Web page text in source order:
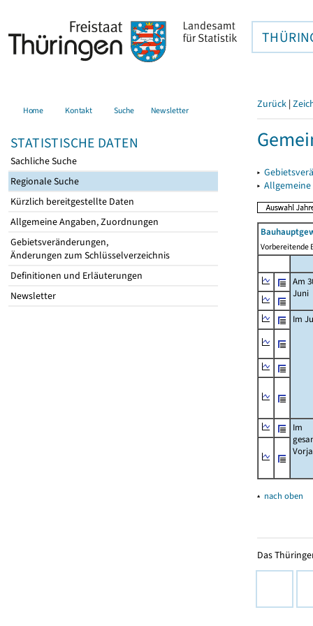
Home Kontakt Suche Newsletter
STATISTISCHE DATEN
Sachliche Suche
Regionale Suche
Kürzlich bereitgestellte Daten
Allgemeine Angaben, Zuordnungen
Gebietsveränderungen,
Änderungen zum Schlüsselverzeichnis
Definitionen und Erläuterungen
Newsletter
Zurück |
▸
▸
Vorbereitende
Am
Juni
Im
Im
▴ nach oben
Das